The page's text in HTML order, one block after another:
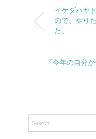
イケダハヤ
ので、やり
た。
『今年の自分